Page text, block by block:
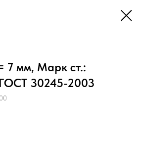
7 мм, Марк ст.:
30245-2003